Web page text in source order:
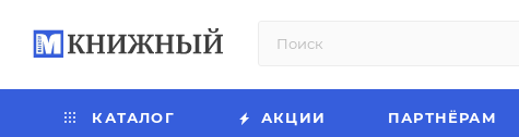
КАТАЛОГ АКЦИИ ПАРТНЁРАМ